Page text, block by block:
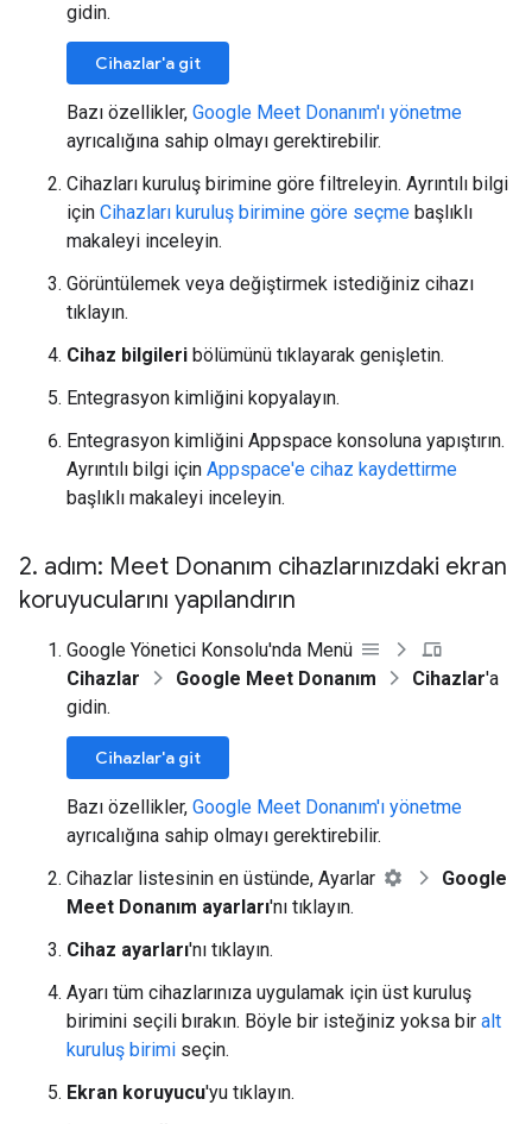
gidin.
Cihazlar'a git
Bazı özellikler, Google Meet Donanım'ı yönetme
ayrıcalığına sahip olmayı gerektirebilir.
Cihazları kuruluş birimine göre filtreleyin. Ayrıntılı bilgi
için Cihazları kuruluş birimine göre seçme başlıklı
makaleyi inceleyin.
Görüntülemek veya değiştirmek istediğiniz cihazı
tıklayın.
Cihaz bilgileri bölümünü tıklayarak genişletin.
Entegrasyon kimliğini kopyalayın.
Entegrasyon kimliğini Appspace konsoluna yapıştırın.
Ayrıntılı bilgi için Appspace'e cihaz kaydettirme
başlıklı makaleyi inceleyin.
2. adım: Meet Donanım cihazlarınızdaki ekran
koruyucularını yapılandırın
Google Yönetici Konsolu'nda Menü
Cihazlar
Google Meet Donanım Cihazlar'a
gidin.
Cihazlar'a git
Bazı özellikler, Google Meet Donanım'ı yönetme
ayrıcalığına sahip olmayı gerektirebilir.
Cihazlar listesinin en üstünde, Ayarlar
Google
Meet Donanım ayarları'nı tıklayın.
Cihaz ayarları'nı tıklayın.
Ayarı tüm cihazlarınıza uygulamak için üst kuruluş
birimini seçili bırakın. Böyle bir isteğiniz yoksa bir alt
kuruluş birimi seçin.
Ekran koruyucu'yu tıklayın.